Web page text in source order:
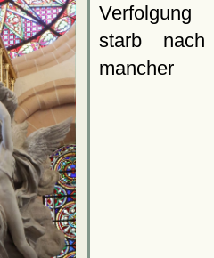
Verfolgung
starb nach
mancher